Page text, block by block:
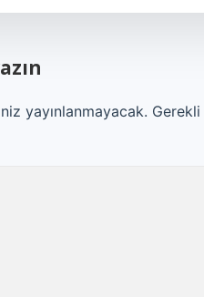
yayınlanmayacak.